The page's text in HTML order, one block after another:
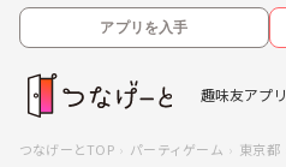
アプリを入手
趣味友アプリ
つなげーとTOP パーティゲーム 東京都